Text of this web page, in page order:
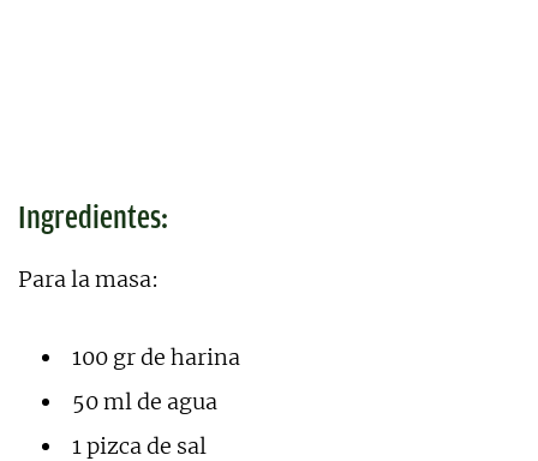
Ingredientes:
Para la masa:
100 gr de harina
50 ml de agua
1 pizca de sal